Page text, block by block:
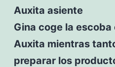
Auxita asiente
Gina coge la
Auxita mientras
preparar los